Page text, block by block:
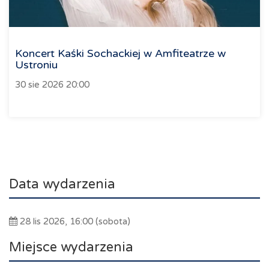
Koncert Kaśki Sochackiej w Amfiteatrze w
Ustroniu
30 sie 2026 20:00
Data wydarzenia
28 lis 2026, 16:00 (sobota)
Miejsce wydarzenia